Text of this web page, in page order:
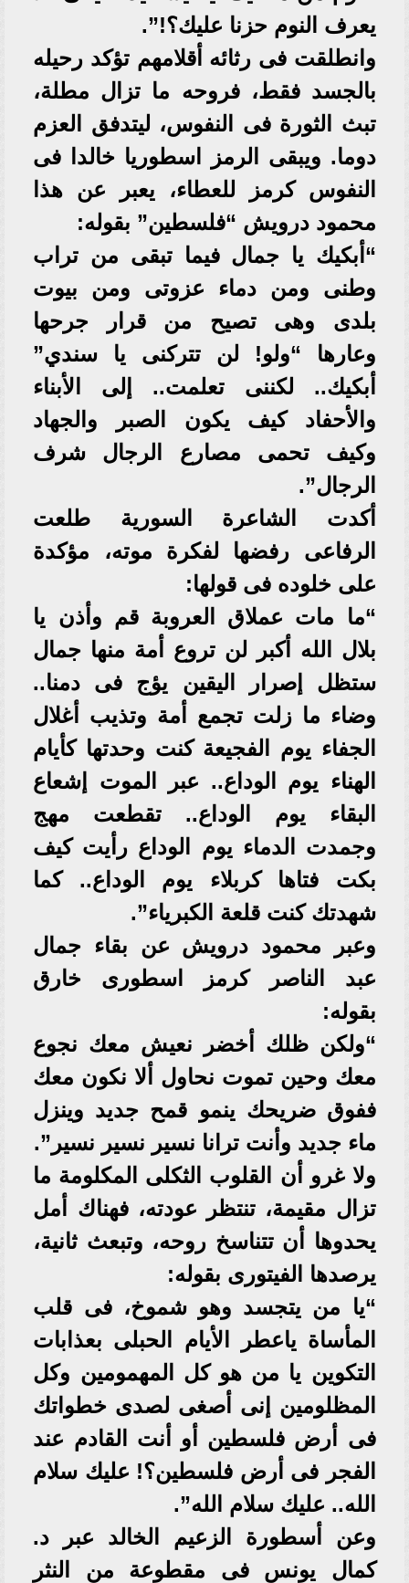
يعرف النوم حزنا عليك؟!”.
وانطلقت فى رثائه أقلامهم تؤكد رحيله
بالجسد فقط، فروحه ما تزال مطلة،
تبث الثورة فى النفوس، ليتدفق العزم
دوما. ويبقى الرمز اسطوريا خالدا فى
النفوس كرمز للعطاء، يعبر عن هذا
محمود درويش “فلسطين” بقوله:
“أبكيك يا جمال فيما تبقى من تراب
وطنى ومن دماء عزوتى ومن بيوت
بلدى وهى تصيح من قرار جرحها
وعارها “ولو! لن تتركنى يا سندي”
أبكيك.. لكننى تعلمت.. إلى الأبناء
والأحفاد كيف يكون الصبر والجهاد
وكيف تحمى مصارع الرجال شرف
الرجال”.
أكدت الشاعرة السورية طلعت
الرفاعى رفضها لفكرة موته، مؤكدة
على خلوده فى قولها:
“ما مات عملاق العروبة قم وأذن يا
بلال الله أكبر لن تروع أمة منها جمال
ستظل إصرار اليقين يؤج فى دمنا..
وضاء ما زلت تجمع أمة وتذيب أغلال
الجفاء يوم الفجيعة كنت وحدتها كأيام
الهناء يوم الوداع.. عبر الموت إشعاع
البقاء يوم الوداع.. تقطعت مهج
وجمدت الدماء يوم الوداع رأيت كيف
بكت فتاها كربلاء يوم الوداع.. كما
شهدتك كنت قلعة الكبرياء”.
وعبر محمود درويش عن بقاء جمال
عبد الناصر كرمز اسطورى خارق
بقوله:
“ولكن ظلك أخضر نعيش معك نجوع
معك وحين تموت نحاول ألا نكون معك
ففوق ضريحك ينمو قمح جديد وينزل
ماء جديد وأنت ترانا نسير نسير نسير”.
ولا غرو أن القلوب الثكلى المكلومة ما
تزال مقيمة، تنتظر عودته، فهناك أمل
يحدوها أن تتناسخ روحه، وتبعث ثانية،
يرصدها الفيتورى بقوله:
“يا من يتجسد وهو شموخ، فى قلب
المأساة ياعطر الأيام الحبلى بعذابات
التكوين يا من هو كل المهمومين وكل
المظلومين إنى أصغى لصدى خطواتك
فى أرض فلسطين أو أنت القادم عند
الفجر فى أرض فلسطين؟! عليك سلام
الله.. عليك سلام الله”.
وعن أسطورة الزعيم الخالد عبر د.
كمال يونس فى مقطوعة من النثر